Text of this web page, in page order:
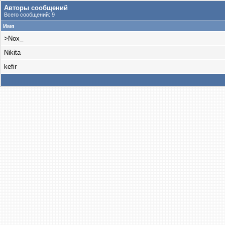
Авторы сообщений
Всего сообщений: 9
Имя
>Nox_
Nikita
kefir